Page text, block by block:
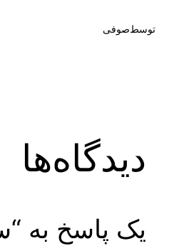
توسطصوفی
دیدگاه‌ها
یک پاسخ به